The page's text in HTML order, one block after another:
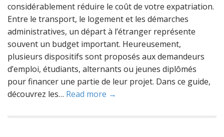
considérablement réduire le coût de votre expatriation.
Entre le transport, le logement et les démarches
administratives, un départ à l’étranger représente
souvent un budget important. Heureusement,
plusieurs dispositifs sont proposés aux demandeurs
d’emploi, étudiants, alternants ou jeunes diplômés
pour financer une partie de leur projet. Dans ce guide,
découvrez les… Read more →